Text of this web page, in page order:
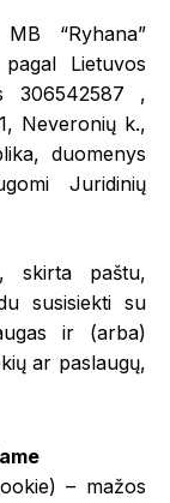
“Ryhana”
Lietuvos
306542587 ,
Neveronių k.,
duomenys
Juridinių
skirta paštu,
susisiekti su
ir (arba)
ar paslaugų,
– mažos